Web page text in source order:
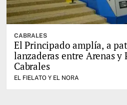
CABRALES
El Principado amplía, a
lanzaderas entre Arenas y
Cabrales
EL FIELATO Y EL NORA